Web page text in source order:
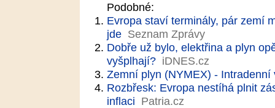
Podobné:
Evropa staví terminály, pár zemí
jde Seznam Zprávy
Dobře už bylo, elektřina a plyn
vyšplhají? iDNES.cz
Zemní plyn (NYMEX) - Intradenní
Rozbřesk: Evropa nestíhá plnit
inflaci Patria.cz